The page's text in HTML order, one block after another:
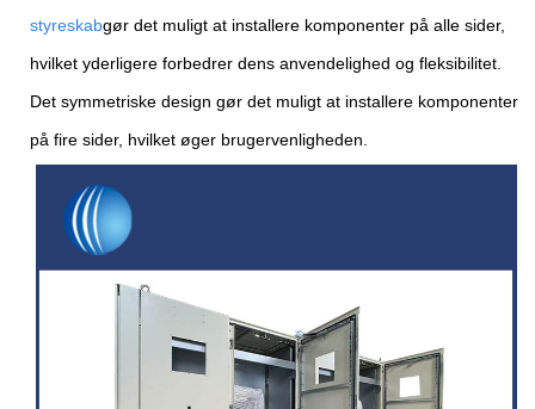
styreskabgør det muligt at installere komponenter på alle sider,
hvilket yderligere forbedrer dens anvendelighed og fleksibilitet.
Det symmetriske design gør det muligt at installere komponenter
på fire sider, hvilket øger brugervenligheden.